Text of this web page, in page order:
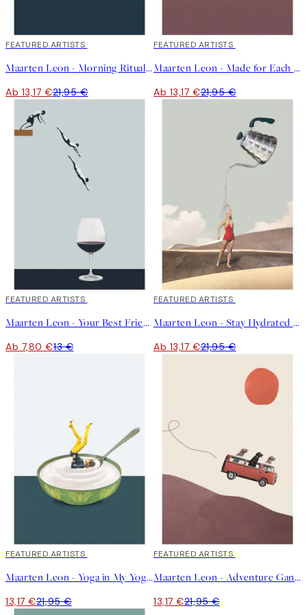
40%*
FEATURED ARTISTS
Maarten Leon - Morning Rituals Poster
Ab 13,17 €21,95 €
40%*
FEATURED ARTISTS
Maarten Leon - Made for Each Other Poster
Ab 13,17 €21,95 €
40%*
FEATURED ARTISTS
Maarten Leon - Your Best Friends Forget You Get Old Poster
Ab 7,80 €13 €
40%*
FEATURED ARTISTS
Maarten Leon - Stay Hydrated Poster
Ab 13,17 €21,95 €
40%*
FEATURED ARTISTS
Maarten Leon - Yoga in My Yoghurt Poster
13,17 €21,95 €
40%*
FEATURED ARTISTS
Maarten Leon - Adventure Gang Poster
13,17 €21,95 €